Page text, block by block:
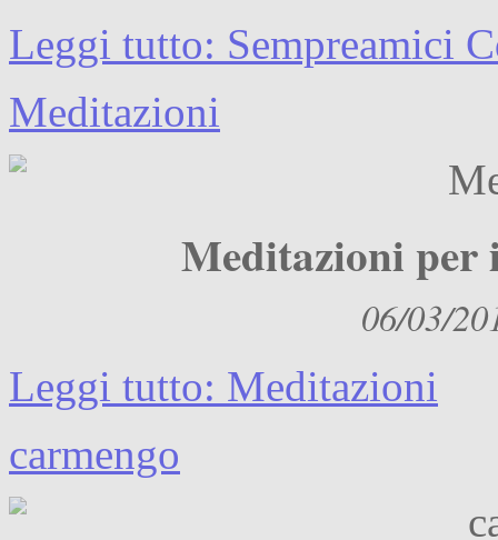
Leggi tutto: Sempreamici
Meditazioni
Meditazioni per
06/03/
Leggi tutto: Meditazioni
carmengo